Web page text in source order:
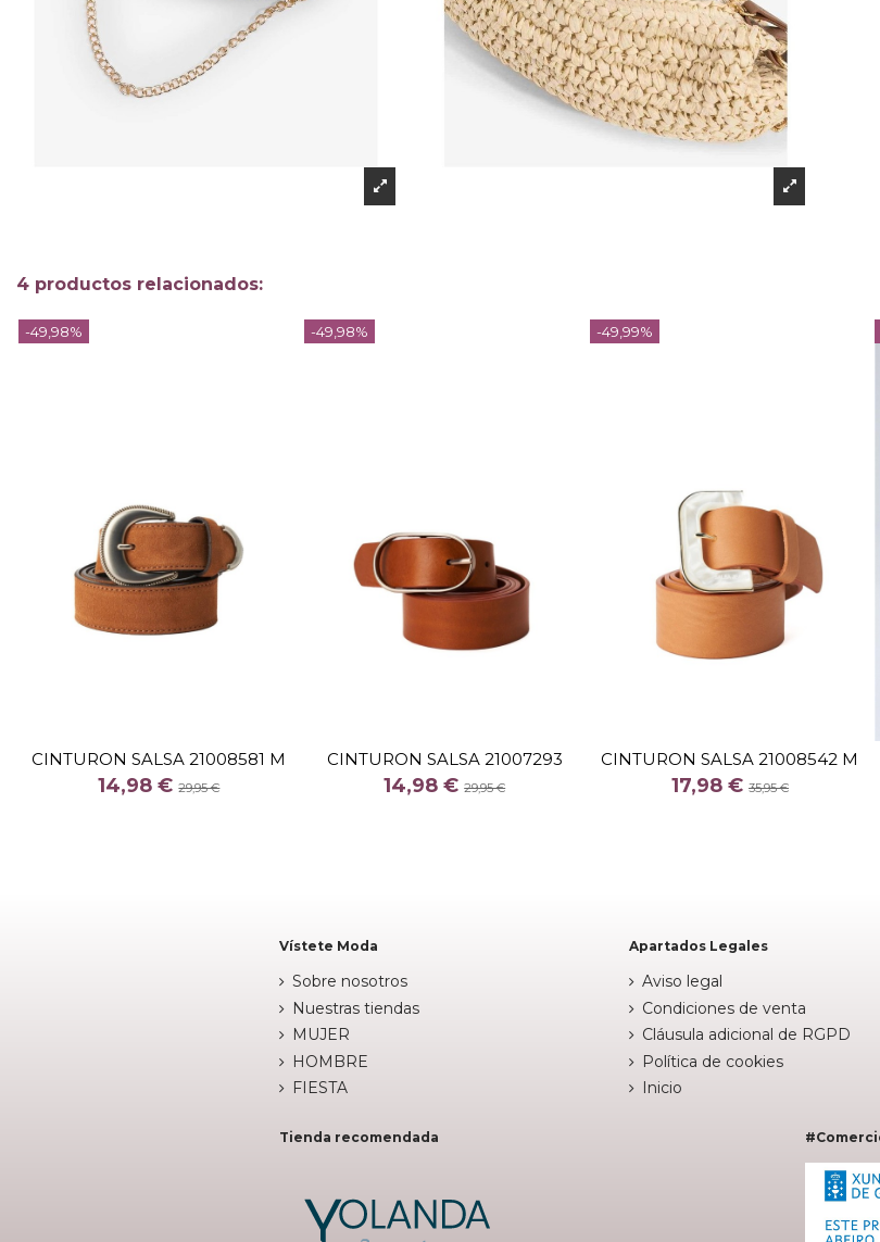
4 productos relacionados:
-49,98%
CINTURON SALSA 21008581 M
14,98 €29,95 €
TALLA
COLOR
-49,98%
CINTURON SALSA 21007293
14,98 €29,95 €
COLOR
-49,99%
CINTURON SALSA 21008542 M
17,98 € 35,95 €
COLOR
Vístete Moda
Sobre nosotros
Nuestras tiendas
MUJER
HOMBRE
FIESTA
Apartados Legales
Aviso legal
Condiciones de venta
Cláusula adicional de RGPD
Política de cookies
Inicio
Tienda recomendada